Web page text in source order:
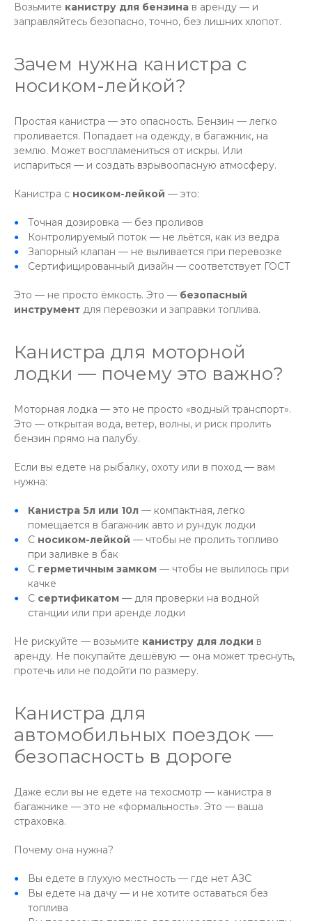
Возьмите канистру для бензина в аренду — и
заправляйтесь безопасно, точно, без лишних хлопот.
Зачем нужна канистра с
носиком-лейкой?
Простая канистра — это опасность. Бензин — легко
проливается. Попадает на одежду, в багажник, на
землю. Может воспламениться от искры. Или
испариться — и создать взрывоопасную атмосферу.
Канистра с носиком-лейкой — это:
Точная дозировка — без проливов
Контролируемый поток — не льётся, как из ведра
Запорный клапан — не выливается при перевозке
Сертифицированный дизайн — соответствует ГОСТ
Это — не просто ёмкость. Это — безопасный
инструмент для перевозки и заправки топлива.
Канистра для моторной
лодки — почему это важно?
Моторная лодка — это не просто «водный транспорт».
Это — открытая вода, ветер, волны, и риск пролить
бензин прямо на палубу.
Если вы едете на рыбалку, охоту или в поход — вам
нужна:
Канистра 5л или 10л — компактная, легко
помещается в багажник авто и рундук лодки
С носиком-лейкой — чтобы не пролить топливо
при заливке в бак
С герметичным замком — чтобы не вылилось при
качке
С сертификатом — для проверки на водной
станции или при аренде лодки
Не рискуйте — возьмите канистру для лодки в
аренду. Не покупайте дешёвую — она может треснуть,
протечь или не подойти по размеру.
Канистра для
автомобильных поездок —
безопасность в дороге
Даже если вы не едете на техосмотр — канистра в
багажнике — это не «формальность». Это — ваша
страховка.
Почему она нужна?
Вы едете в глухую местность — где нет АЗС
Вы едете на дачу — и не хотите оставаться без
топлива